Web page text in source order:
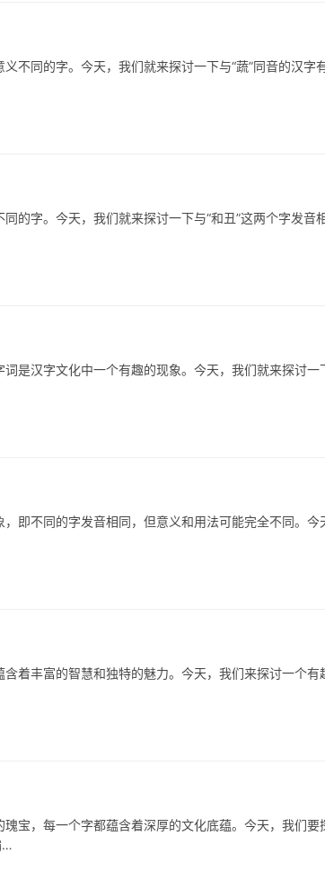
的字。今天，我们就来探讨一下与“蔬”同音的汉字
。今天，我们就来探讨一下与“和丑”这两个字发音
汉字文化中一个有趣的现象。今天，我们就来探讨一
不同的字发音相同，但意义和用法可能完全不同。今
着丰富的智慧和独特的魅力。今天，我们来探讨一个有
，每一个字都蕴含着深厚的文化底蕴。今天，我们要
…